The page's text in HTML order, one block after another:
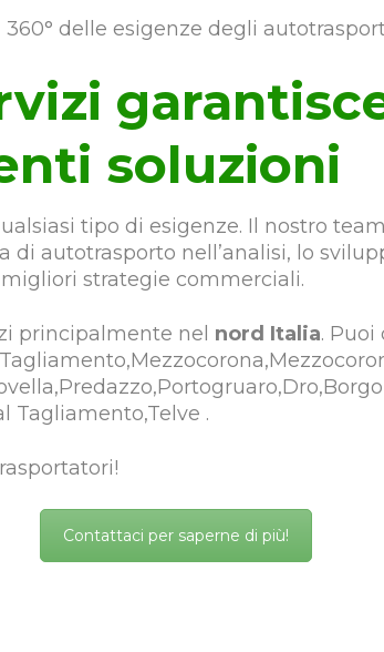
delle esigenze degli
soluzioni
tipo di esigenze. Il nostro
di autotrasporto nell’analisi, lo
strategie commerciali.
principalmente nel nord Italia. Puoi
Tagliamento,Telve .
Contattaci per saperne di più!